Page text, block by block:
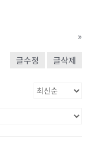
»
글수정 글삭제